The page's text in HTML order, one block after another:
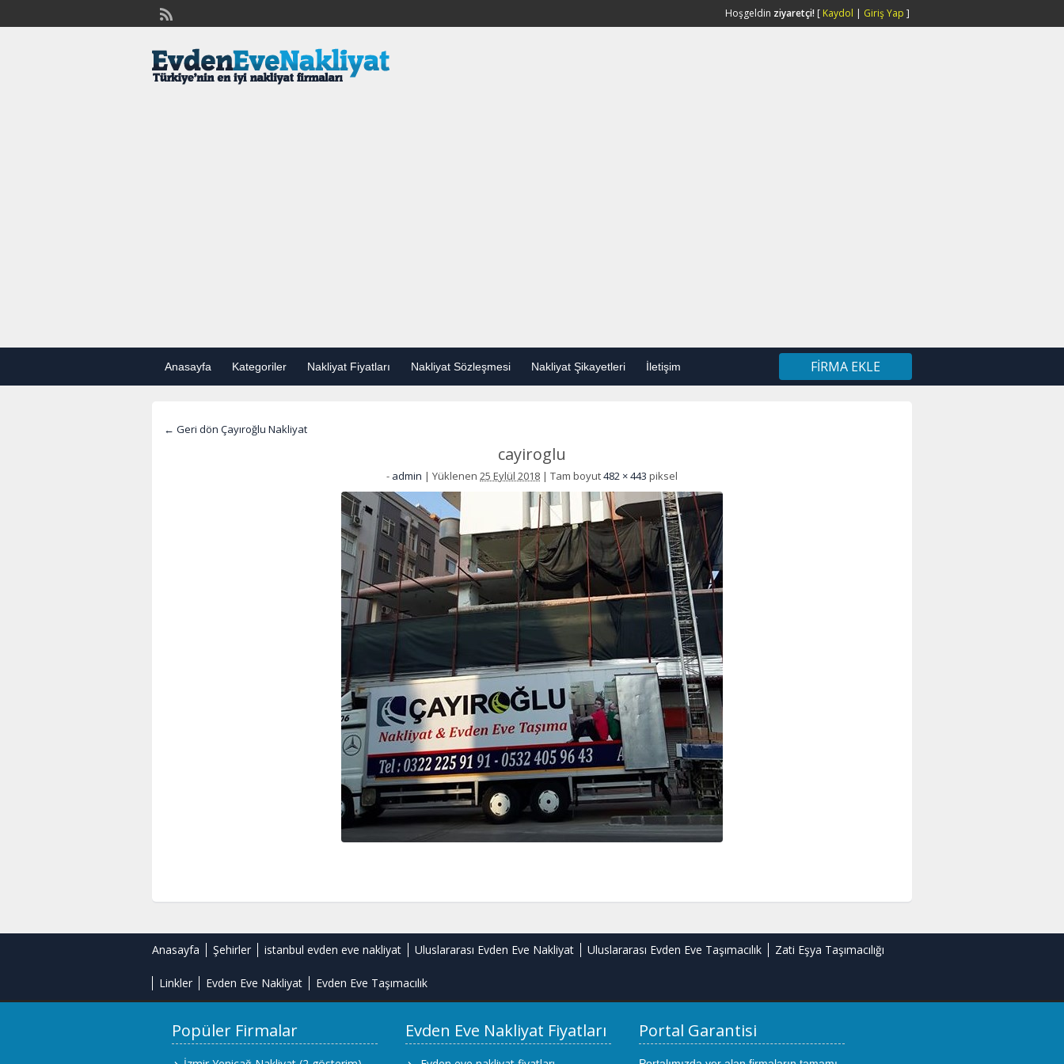
Hoşgeldin ziyaretçi! [ Kaydol | Giriş Yap ]
Anasayfa Kategoriler Nakliyat Fiyatları Nakliyat Sözleşmesi Nakliyat Şikayetleri İletişim FIRMA EKLE
← Geri dön Çayıroğlu Nakliyat
cayiroglu
- admin | Yüklenen 25 Eylül 2018 | Tam boyut482 × 443 piksel
Anasayfa Şehirler istanbul evden eve nakliyat Uluslararası Evden Eve Nakliyat Uluslararası Evden Eve Taşımacılık Zati Eşya Taşımacılığı
Linkler Evden Eve Nakliyat Evden Eve Taşımacılık
Popüler Firmalar Evden Eve Nakliyat Fiyatları Portal Garantisi